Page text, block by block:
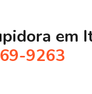
em
9263